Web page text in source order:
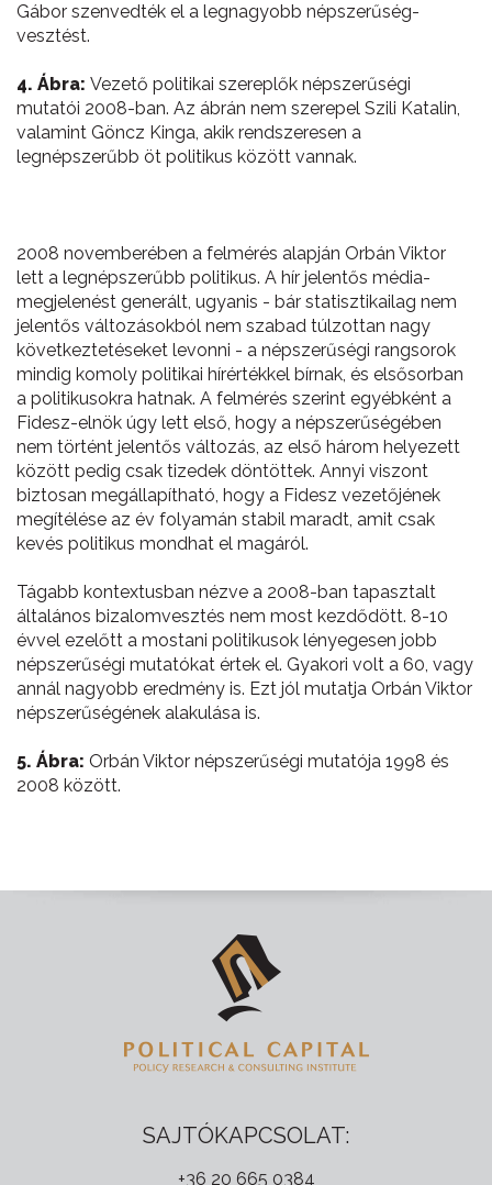
Gábor szenvedték el a legnagyobb népszerűség-
vesztést.
4. Ábra: Vezető politikai szereplők népszerűségi
mutatói 2008-ban. Az ábrán nem szerepel Szili Katalin,
valamint Göncz Kinga, akik rendszeresen a
legnépszerűbb öt politikus között vannak.
2008 novemberében a felmérés alapján Orbán Viktor
lett a legnépszerűbb politikus. A hír jelentős média-
megjelenést generált, ugyanis - bár statisztikailag nem
jelentős változásokból nem szabad túlzottan nagy
következtetéseket levonni - a népszerűségi rangsorok
mindig komoly politikai hírértékkel bírnak, és elsősorban
a politikusokra hatnak. A felmérés szerint egyébként a
Fidesz-elnök úgy lett első, hogy a népszerűségében
nem történt jelentős változás, az első három helyezett
között pedig csak tizedek döntöttek. Annyi viszont
biztosan megállapítható, hogy a Fidesz vezetőjének
megítélése az év folyamán stabil maradt, amit csak
kevés politikus mondhat el magáról.
Tágabb kontextusban nézve a 2008-ban tapasztalt
általános bizalomvesztés nem most kezdődött. 8-10
évvel ezelőtt a mostani politikusok lényegesen jobb
népszerűségi mutatókat értek el. Gyakori volt a 60, vagy
annál nagyobb eredmény is. Ezt jól mutatja Orbán Viktor
népszerűségének alakulása is.
5. Ábra: Orbán Viktor népszerűségi mutatója 1998 és
2008 között.
SAJTÓKAPCSOLAT:
+36 20 665 0384